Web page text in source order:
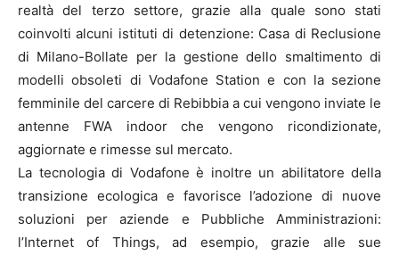
realtà del terzo settore, grazie alla quale sono stati
coinvolti alcuni istituti di detenzione: Casa di Reclusione
di Milano-Bollate per la gestione dello smaltimento di
modelli obsoleti di Vodafone Station e con la sezione
femminile del carcere di Rebibbia a cui vengono inviate le
antenne FWA indoor che vengono ricondizionate,
aggiornate e rimesse sul mercato.
La tecnologia di Vodafone è inoltre un abilitatore della
transizione ecologica e favorisce l’adozione di nuove
soluzioni per aziende e Pubbliche Amministrazioni:
l’Internet of Things, ad esempio, grazie alle sue